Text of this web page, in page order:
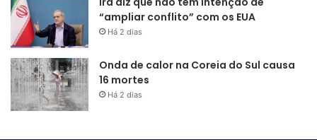
“ampliar conflito” com os EUA
Há 2 dias
Onda de calor na Coreia do Sul causa
16 mortes
Há 2 dias